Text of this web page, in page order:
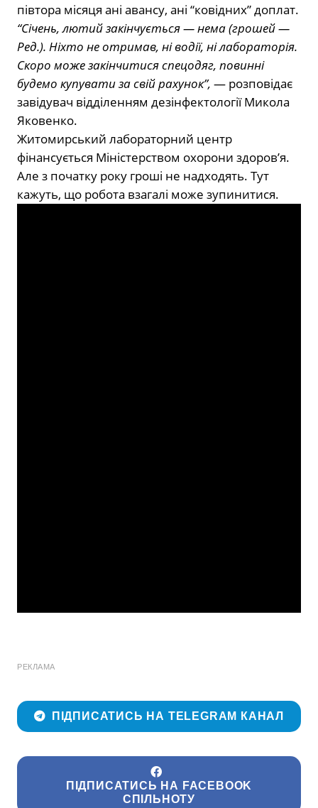
півтора місяця ані авансу, ані “ковідних” доплат.
“Січень, лютий закінчується — нема (грошей —
Ред.). Ніхто не отримав, ні водії, ні лабораторія.
Скоро може закінчитися спецодяг, повинні
будемо купувати за свій рахунок”, — розповідає
завідувач відділенням дезінфектології Микола
Яковенко.
Житомирський лабораторний центр
фінансується Міністерством охорони здоров’я.
Але з початку року гроші не надходять. Тут
кажуть, що робота взагалі може зупинитися.
РЕКЛАМА
ПІДПИСАТИСЬ НА TELEGRAM КАНАЛ
ПІДПИСАТИСЬ НА FACEBOOK
СПІЛЬНОТУ